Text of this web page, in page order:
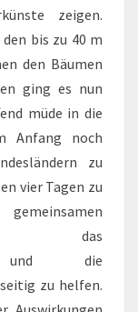
zeigen.
bis zu 40 m
den Bäumen
ging es nun
müde in die
Anfang noch
zu
vier Tagen zu
das
und die
zu helfen.